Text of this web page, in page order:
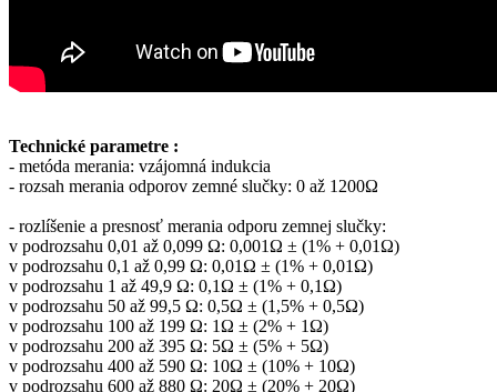
Technické parametre :
- metóda merania: vzájomná indukcia
- rozsah merania odporov zemné slučky: 0 až 1200Ω
- rozlíšenie a presnosť merania odporu zemnej slučky:
v podrozsahu 0,01 až 0,099 Ω: 0,001Ω ± (1% + 0,01Ω)
v podrozsahu 0,1 až 0,99 Ω: 0,01Ω ± (1% + 0,01Ω)
v podrozsahu 1 až 49,9 Ω: 0,1Ω ± (1% + 0,1Ω)
v podrozsahu 50 až 99,5 Ω: 0,5Ω ± (1,5% + 0,5Ω)
v podrozsahu 100 až 199 Ω: 1Ω ± (2% + 1Ω)
v podrozsahu 200 až 395 Ω: 5Ω ± (5% + 5Ω)
v podrozsahu 400 až 590 Ω: 10Ω ± (10% + 10Ω)
v podrozsahu 600 až 880 Ω: 20Ω ± (20% + 20Ω)